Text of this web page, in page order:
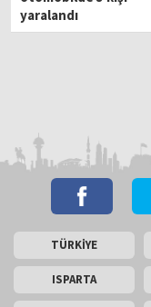
yaralandı
TÜRKİYE
ISPARTA